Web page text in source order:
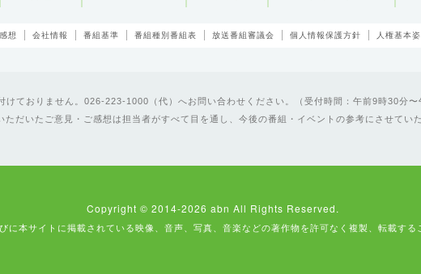
想 会社情報 番組基準 番組種別番組表 放送番組審議会 個人情報保護方針 人権基本
けておりません。026-223-1000（代）へお問い合わせください。（受付時間：午前9時30分〜
ただいたご意見・ご感想は担当者がすべて目を通し、今後の番組・イベントの参考にさせてい
Copyright © 2014-2026 abn All Rights Reserved.
に本サイトに掲載されている映像、音声、写真、音楽などの著作物を許可なく複製、転載する